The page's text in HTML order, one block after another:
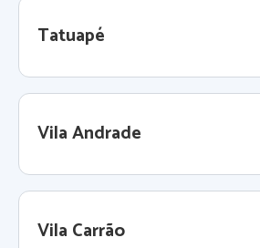
Tatuapé
Vila Andrade
Vila Carrão